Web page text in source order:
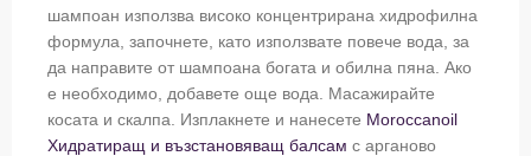
шампоан използва високо концентрирана хидрофилна
формула, започнете, като използвате повече вода, за
да направите от шампоана богата и обилна пяна. Ако
е необходимо, добавете още вода. Масажирайте
косата и скалпа. Изплакнете и нанесете Moroccanoil
Хидратиращ и възстановяващ балсам с арганово